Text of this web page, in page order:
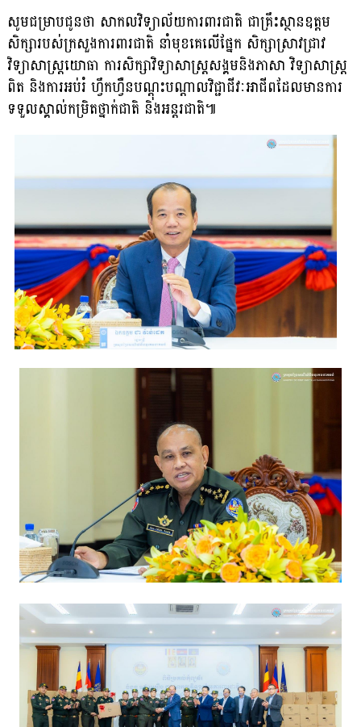
សូមជម្រាបជូនថា សាកលវិទ្យាល័យការពារជាតិ ជាគ្រឹះស្ថានឧត្តម
សិក្សារបស់ក្រសួងការពារជាតិ នាំមុខគេលើផ្នែក សិក្សាស្រាវជ្រាវ
វិទ្យាសាស្រ្តយោធា ការសិក្សាវិទ្យាសាស្ត្រសង្គមនិងភាសា វិទ្យាសាស្ត្រ
ពិត និងការអប់រំ ហ្វឹកហ្វឺនបណ្តុះបណ្តាលវិជ្ជាជីវៈអាជីពដែលមានការ
ទទួលស្គាល់កម្រិតថ្នាក់ជាតិ និងអន្តរជាតិ៕